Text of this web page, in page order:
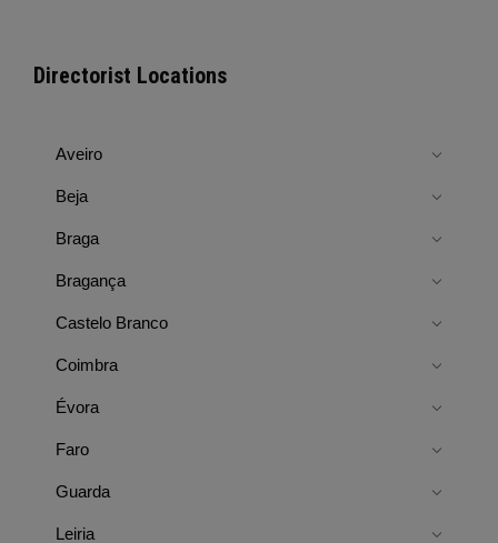
Directorist Locations
Aveiro
Beja
Braga
Bragança
Castelo Branco
Coimbra
Évora
Faro
Guarda
Leiria